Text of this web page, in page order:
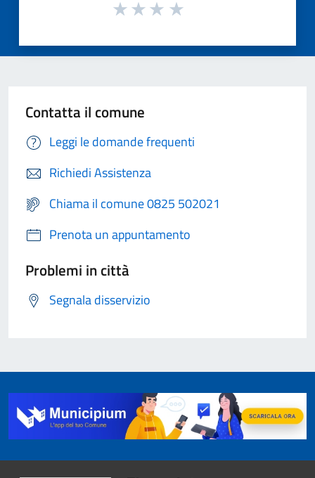
Contatta il comune
Leggi le domande frequenti
Richiedi Assistenza
Chiama il comune 0825 502021
Prenota un appuntamento
Problemi in città
Segnala disservizio